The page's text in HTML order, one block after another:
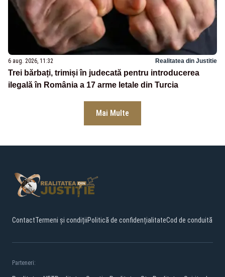
6 aug. 2026, 11:32 Realitatea din Justitie
Trei bărbați, trimiși în judecată pentru introducerea
ilegală în România a 17 arme letale din Turcia
Mai Multe
ContactTermeni și condițiiPolitică de confidențialitateCod de conduită
Parteneri: